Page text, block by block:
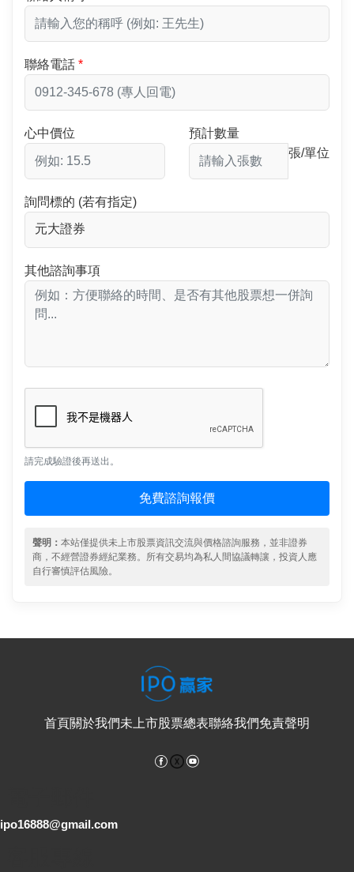
聯絡電話
心中價位
預計數量
張/單位
詢問標的 (若有指定)
其他諮詢事項
請完成驗證後再送出。
免費諮詢報價
聲明： 本站僅提供未上市股票資訊交流與價格諮詢服務，並非證券
商，不經營證券經紀業務。所有交易均為私人間協議轉讓，投資人應
自行審慎評估風險。
首頁關於我們未上市股票總表聯絡我們免責聲明
Facebook
ipo16888@gmail.com